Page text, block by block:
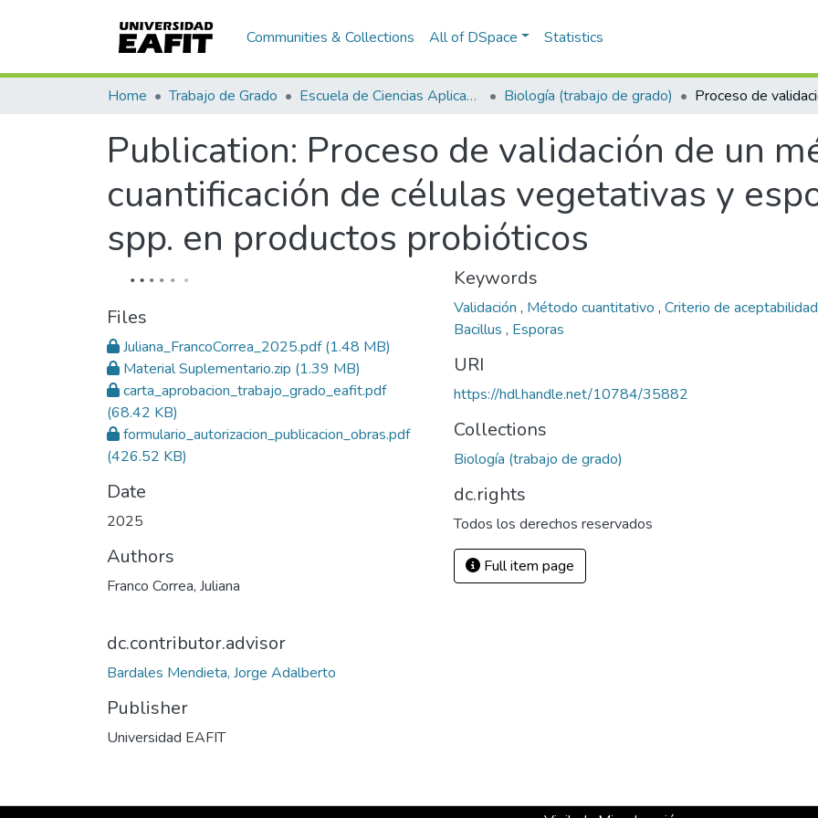
Communities & Collections All of DSpace Statistics
Home Trabajo de Grado Escuela de Ciencias Aplicadas e Ingeniería Biología (trabajo de grado)
Publication: Proceso de validación de un
cuantificación de células vegetativas y
spp. en productos probióticos
Files
Juliana_FrancoCorrea_2025.pdf(1.48 MB)
Material Suplementario.zip (1.39 MB)
carta_aprobacion_trabajo_grado_eafit.pdf
(68.42 KB)
formulario_autorizacion_publicacion_obras.pdf
(426.52 KB)
Date
2025
Authors
Franco Correa, Juliana
dc.contributor.advisor
Bardales Mendieta, Jorge Adalberto
Publisher
Universidad EAFIT
Keywords
Validación , Método cuantitativo , Criterio de aceptabilidad
Bacillus , Esporas
URI
https://hdl.handle.net/10784/35882
Collections
Biología (trabajo de grado)
dc.rights
Todos los derechos reservados
Full item page